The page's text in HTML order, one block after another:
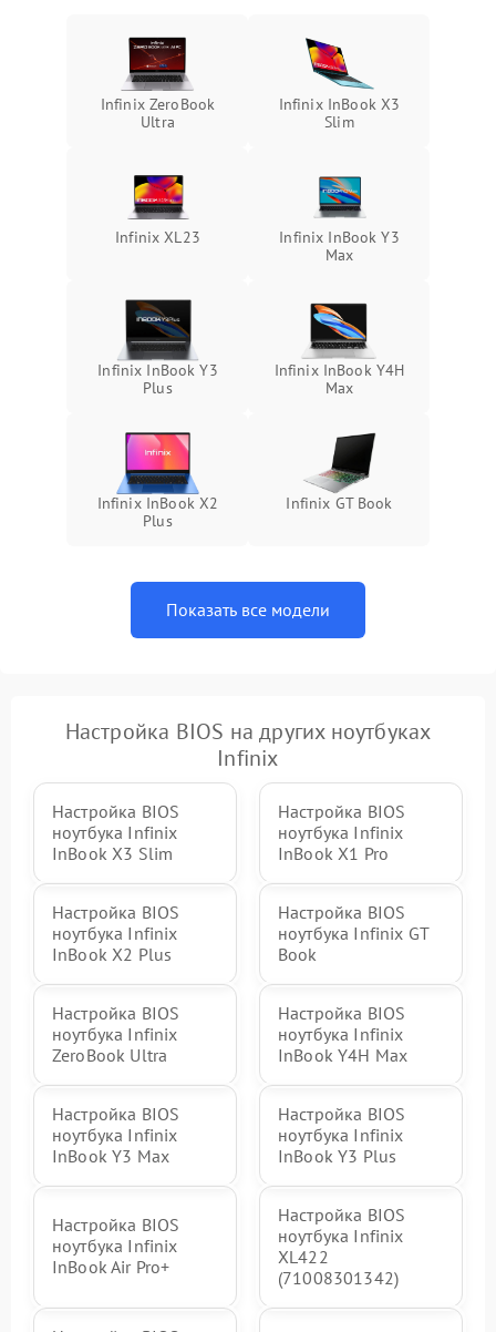
оперативной памяти:
вылеты приложений,
синие экраны
Проблемы Wi‑Fi или
Infinix ZeroBook
Ultra
Infinix InBook X3
Slim
Infinix XL23
Infinix InBook Y3
Max
Infinix InBook Y3
Plus
Infinix InBook Y4H
Max
Infinix InBook X2
Plus
Infinix GT Book
Показать все модели
Настройка BIOS на других ноутбуках
Infinix
Настройка BIOS
ноутбука Infinix
InBook X3 Slim
Настройка BIOS
ноутбука Infinix
InBook X1 Pro
Настройка BIOS
ноутбука Infinix
InBook X2 Plus
Настройка BIOS
ноутбука Infinix GT
Book
Настройка BIOS
ноутбука Infinix
ZeroBook Ultra
Настройка BIOS
ноутбука Infinix
InBook Y4H Max
Настройка BIOS
ноутбука Infinix
InBook Y3 Max
Настройка BIOS
ноутбука Infinix
InBook Y3 Plus
Настройка BIOS
ноутбука Infinix
InBook Air Pro+
Настройка BIOS
ноутбука Infinix
XL422
(71008301342)